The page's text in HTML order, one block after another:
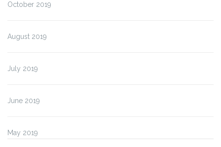
October 2019
August 2019
July 2019
June 2019
May 2019